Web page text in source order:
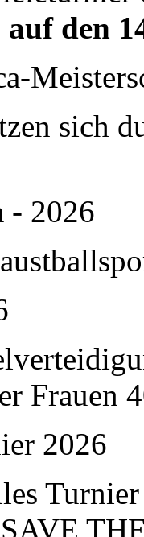
auf den
sich
- 2026
Frauen
2026